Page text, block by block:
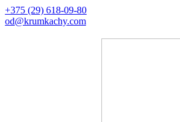
+375 (29) 618-09-80
od@krumkachy.com